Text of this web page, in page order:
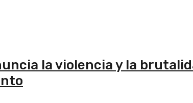
la violencia y la